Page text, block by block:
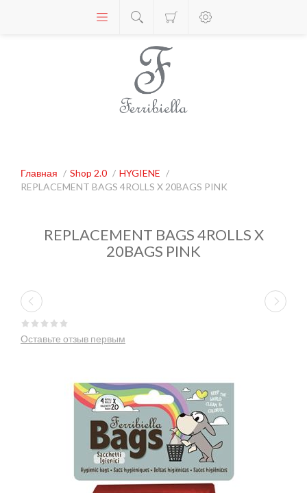
Главная / Shop 2.0 / HYGIENE /
REPLACEMENT BAGS 4ROLLS X 20BAGS PINK
REPLACEMENT BAGS 4ROLLS X
20BAGS PINK
Оставьте отзыв первым